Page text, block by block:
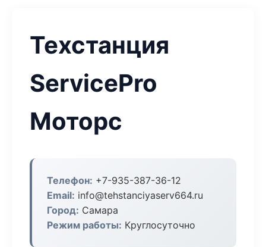
Техстанция
ServicePro
Моторс
Телефон: +7-935-387-36-12
Email: info@tehstanciyaserv664.ru
Город: Самара
Режим работы: Круглосуточно